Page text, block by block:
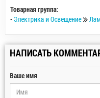
Товарная группа:
- Электрика и Освещение
НАПИСАТЬ
Ваше имя